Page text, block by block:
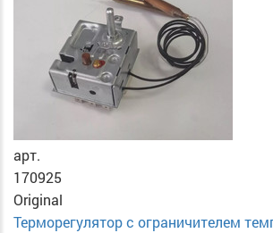
арт.
170925
Original
Терморегулятор с ограничителем